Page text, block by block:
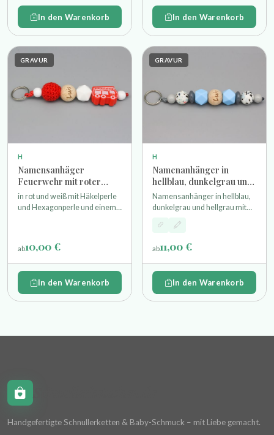
In den Warenkorb In den Warenkorb
GRAVUR
H
Namensanhäger
Feuerwehr mit roter
Häkelperle und
Wunschgravur
in rot und weiß mit Häkelperle
und Hexagonperle und einem
ab10,00 €
In den Warenkorb
GRAVUR
H
Namenanhänger in
hellblau, dunkelgrau und
hellgrau mit
Wunschgravur
Namensanhänger in hellblau,
dunkelgrau und hellgrau mit
Hexagonperlen, Linsen und
Terazzoperlen einer gravierte
Schlüsselring
ab11,00 €
In den Warenkorb
Handgefertigte Schnullerketten & Baby-Schmuck – mit Liebe gemacht.